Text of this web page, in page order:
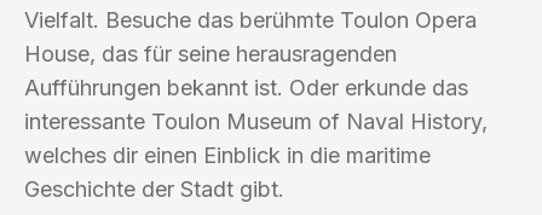
Vielfalt. Besuche das berühmte Toulon Opera
House, das für seine herausragenden
Aufführungen bekannt ist. Oder erkunde das
interessante Toulon Museum of Naval History,
welches dir einen Einblick in die maritime
Geschichte der Stadt gibt.